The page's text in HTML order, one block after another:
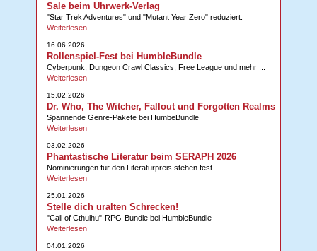
Sale beim Uhrwerk-Verlag
"Star Trek Adventures" und "Mutant Year Zero" reduziert.
Weiterlesen
16.06.2026
Rollenspiel-Fest bei HumbleBundle
Cyberpunk, Dungeon Crawl Classics, Free League und mehr ...
Weiterlesen
15.02.2026
Dr. Who, The Witcher, Fallout und Forgotten Realms
Spannende Genre-Pakete bei HumbeBundle
Weiterlesen
03.02.2026
Phantastische Literatur beim SERAPH 2026
Nominierungen für den Literaturpreis stehen fest
Weiterlesen
25.01.2026
Stelle dich uralten Schrecken!
"Call of Cthulhu"-RPG-Bundle bei HumbleBundle
Weiterlesen
04.01.2026